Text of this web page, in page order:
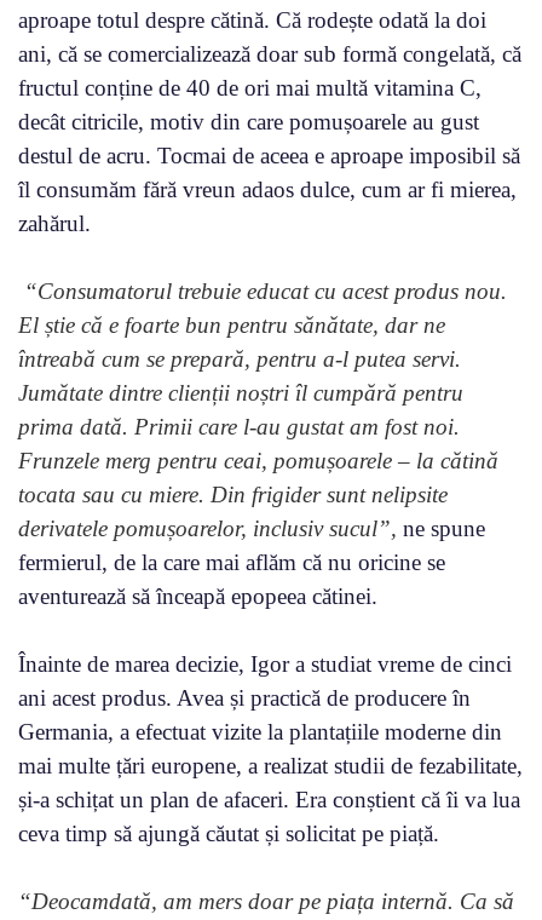
aproape totul despre cătină. Că rodește odată la doi
ani, că se comercializează doar sub formă congelată, că
fructul conține de 40 de ori mai multă vitamina C,
decât citricile, motiv din care pomușoarele au gust
destul de acru. Tocmai de aceea e aproape imposibil să
îl consumăm fără vreun adaos dulce, cum ar fi mierea,
zahărul.
“Consumatorul trebuie educat cu acest produs nou.
El știe că e foarte bun pentru sănătate, dar ne
întreabă cum se prepară, pentru a-l putea servi.
Jumătate dintre clienții noștri îl cumpără pentru
prima dată. Primii care l-au gustat am fost noi.
Frunzele merg pentru ceai, pomușoarele – la cătină
tocata sau cu miere. Din frigider sunt nelipsite
derivatele pomușoarelor, inclusiv sucul”, ne spune
fermierul, de la care mai aflăm că nu oricine se
aventurează să înceapă epopeea cătinei.
Înainte de marea decizie, Igor a studiat vreme de cinci
ani acest produs. Avea și practică de producere în
Germania, a efectuat vizite la plantațiile moderne din
mai multe țări europene, a realizat studii de fezabilitate,
și-a schițat un plan de afaceri. Era conștient că îi va lua
ceva timp să ajungă căutat și solicitat pe piață.
“Deocamdată, am mers doar pe piața internă. Ca să